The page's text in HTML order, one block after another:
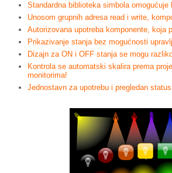
Standardna biblioteka simbola
Unosom grupnih adresa read i write,
Autorizovana upotreba komponente, koja
Prikazivanje stanja bez mogućnosti
Dizajn za ON i OFF stanja se mogu
Kontrola se automatski skalira prema
monitorima!
Jednostavn za upotrebu i pregledan